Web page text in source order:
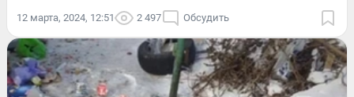
12 марта, 2024, 12:51 2 497 Обсудить